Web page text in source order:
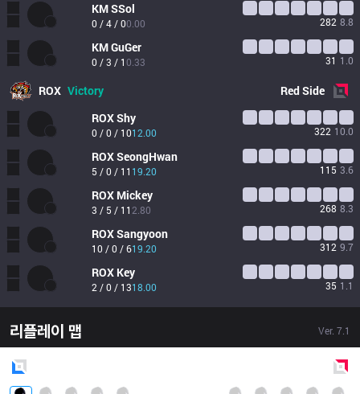
KMSSol
0 / 4 / 00.00 282 8.8
KMGuGer
0 / 3 / 10.33 31 1.0
ROX Victory RedSide
ROXShy
0 / 0 / 1012.00 322 10.0
ROXSeongHwan
5 / 0 / 11 19.20 115 3.6
ROX Mickey
3 / 5 / 11 2.80 268 8.3
ROXSangyoon
10 / 0 / 619.20 312 9.7
ROX Key
2 / 0 / 1318.00 35 1.1
리플레이 맵 Ver. 7.1